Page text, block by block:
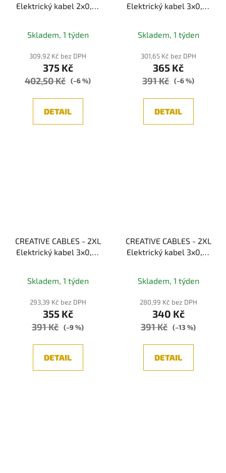
Elektrický kabel 2x0,75
Skladem, 1 týden
309,92 Kč bez DPH
375 Kč
402,50 Kč (–6 %)
DETAIL
Elektrický kabel 3x0,75
(bílá/šedá)
Skladem, 1 týden
301,65 Kč bez DPH
365 Kč
391 Kč (–6 %)
DETAIL
CREATIVE CABLES - 2XL
Elektrický kabel 3x0,75
Skladem, 1 týden
293,39 Kč bez DPH
355 Kč
391 Kč (–9 %)
DETAIL
CREATIVE CABLES - 2XL
Elektrický kabel 3x0,75
24 mm (černá/šedá)
Skladem, 1 týden
280,99 Kč bez DPH
340 Kč
391 Kč (–13 %)
DETAIL